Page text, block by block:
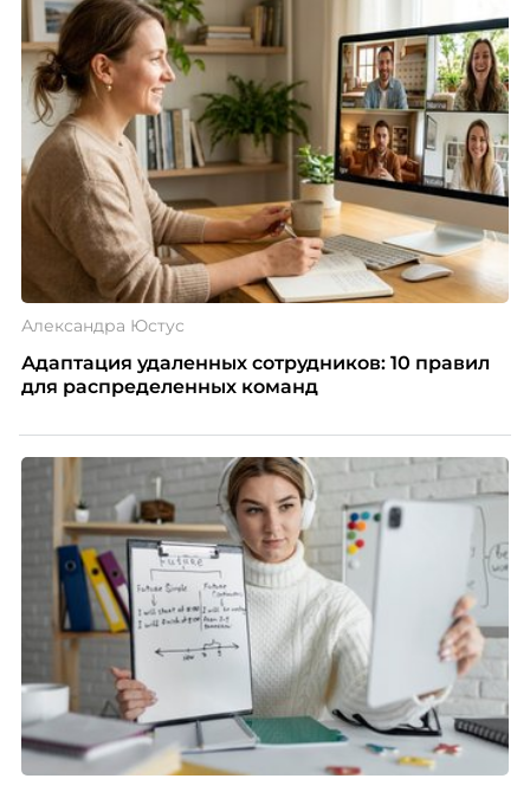
Александра Юстус
Адаптация удаленных сотрудников: 10 правил
для распределенных команд